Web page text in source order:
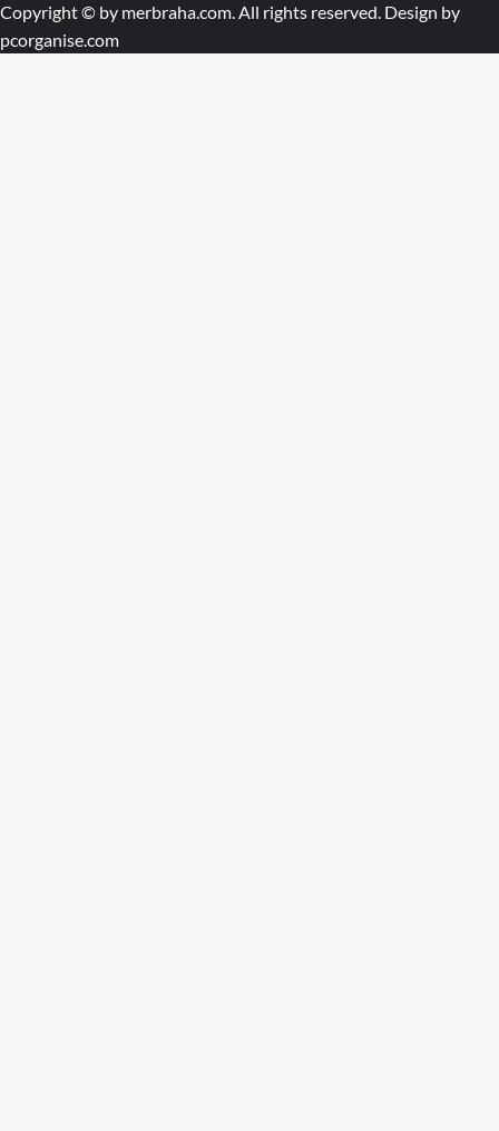
Copyright © by merbraha.com. All rights reserved. Design by
pcorganise.com